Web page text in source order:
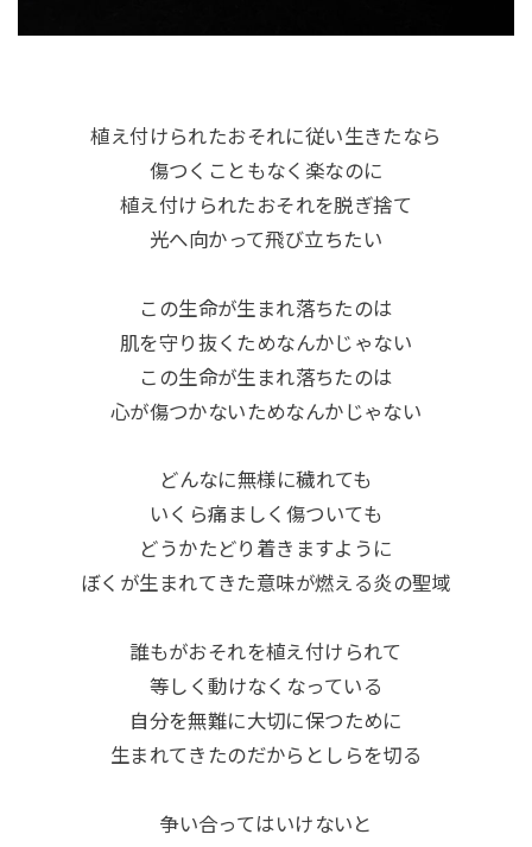
植え付けられたおそれに従い生きたなら
傷つくこともなく楽なのに
植え付けられたおそれを脱ぎ捨て
光へ向かって飛び立ちたい
この生命が生まれ落ちたのは
肌を守り抜くためなんかじゃない
この生命が生まれ落ちたのは
心が傷つかないためなんかじゃない
どんなに無様に穢れても
いくら痛ましく傷ついても
どうかたどり着きますように
ぼくが生まれてきた意味が燃える炎の聖域
誰もがおそれを植え付けられて
等しく動けなくなっている
自分を無難に大切に保つために
生まれてきたのだからとしらを切る
争い合ってはいけないと